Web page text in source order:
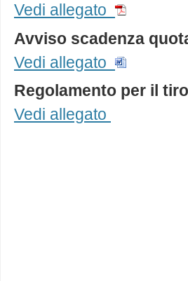
Vedi allegato
Avviso scadenza
Vedi allegato
Regolamento per il
Vedi allegato